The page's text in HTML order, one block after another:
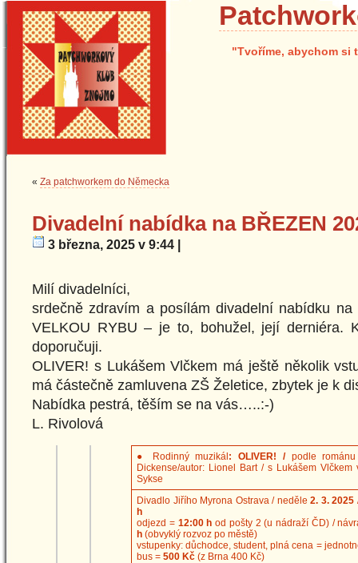
"Tvoříme, abychom si
« Za patchworkem do Německa
Divadelní nabídka na BŘEZEN
3 března, 2025 v 9:44 |
Milí divadelníci,
srdečně zdravím a posílám divadelní nabídku na
VELKOU RYBU – je to, bohužel, její derniéra.
doporučuji.
OLIVER! s Lukášem Vlčkem má ještě několik
má částečně zamluvena ZŠ Želetice, zbytek je k
Nabídka pestrá, těším se na vás…..:-)
L. Rivolová
● Rodinný muzikál: OLIVER! / podle
Dickense/autor: Lionel Bart / s Lukášem Vlčkem
Sykse
Divadlo Jiřího Myrona Ostrava / neděle2. 3. 2025
h
odjezd = 12:00 h od pošty 2 (u nádraží ČD) /
h (obvyklý rozvoz po městě)
vstupenky: důchodce, student, plná cena =
bus = 500 Kč (z Brna 400 Kč)